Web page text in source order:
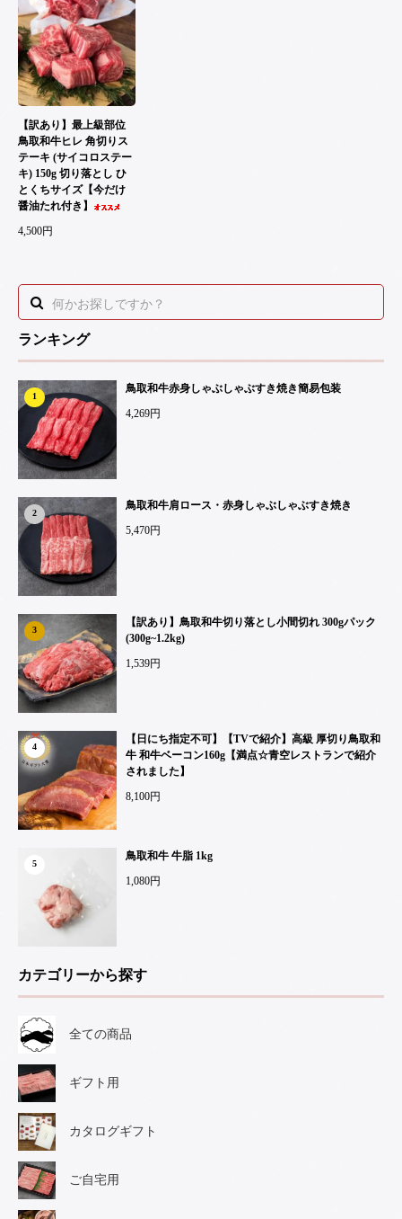
ランキング
1
鳥取和牛赤身しゃぶしゃぶすき焼き簡易包装
4,269円
2
鳥取和牛肩ロース・赤身しゃぶしゃぶすき焼き
5,470円
3
【訳あり】鳥取和牛切り落とし小間切れ 300gパック
(300g~1.2kg)
1,539円
4
【日にち指定不可】【TVで紹介】高級 厚切り鳥取和
牛 和牛ベーコン160g【満点☆青空レストランで紹介
されました】
8,100円
5
鳥取和牛 牛脂 1kg
1,080円
カテゴリーから探す
全ての商品
ギフト用
カタログギフト
ご自宅用
【訳あり】最上級部位
鳥取和牛ヒレ 角切りス
テーキ (サイコロステー
キ) 150g 切り落とし ひ
とくちサイズ【今だけ
醤油たれ付き】
4,500円